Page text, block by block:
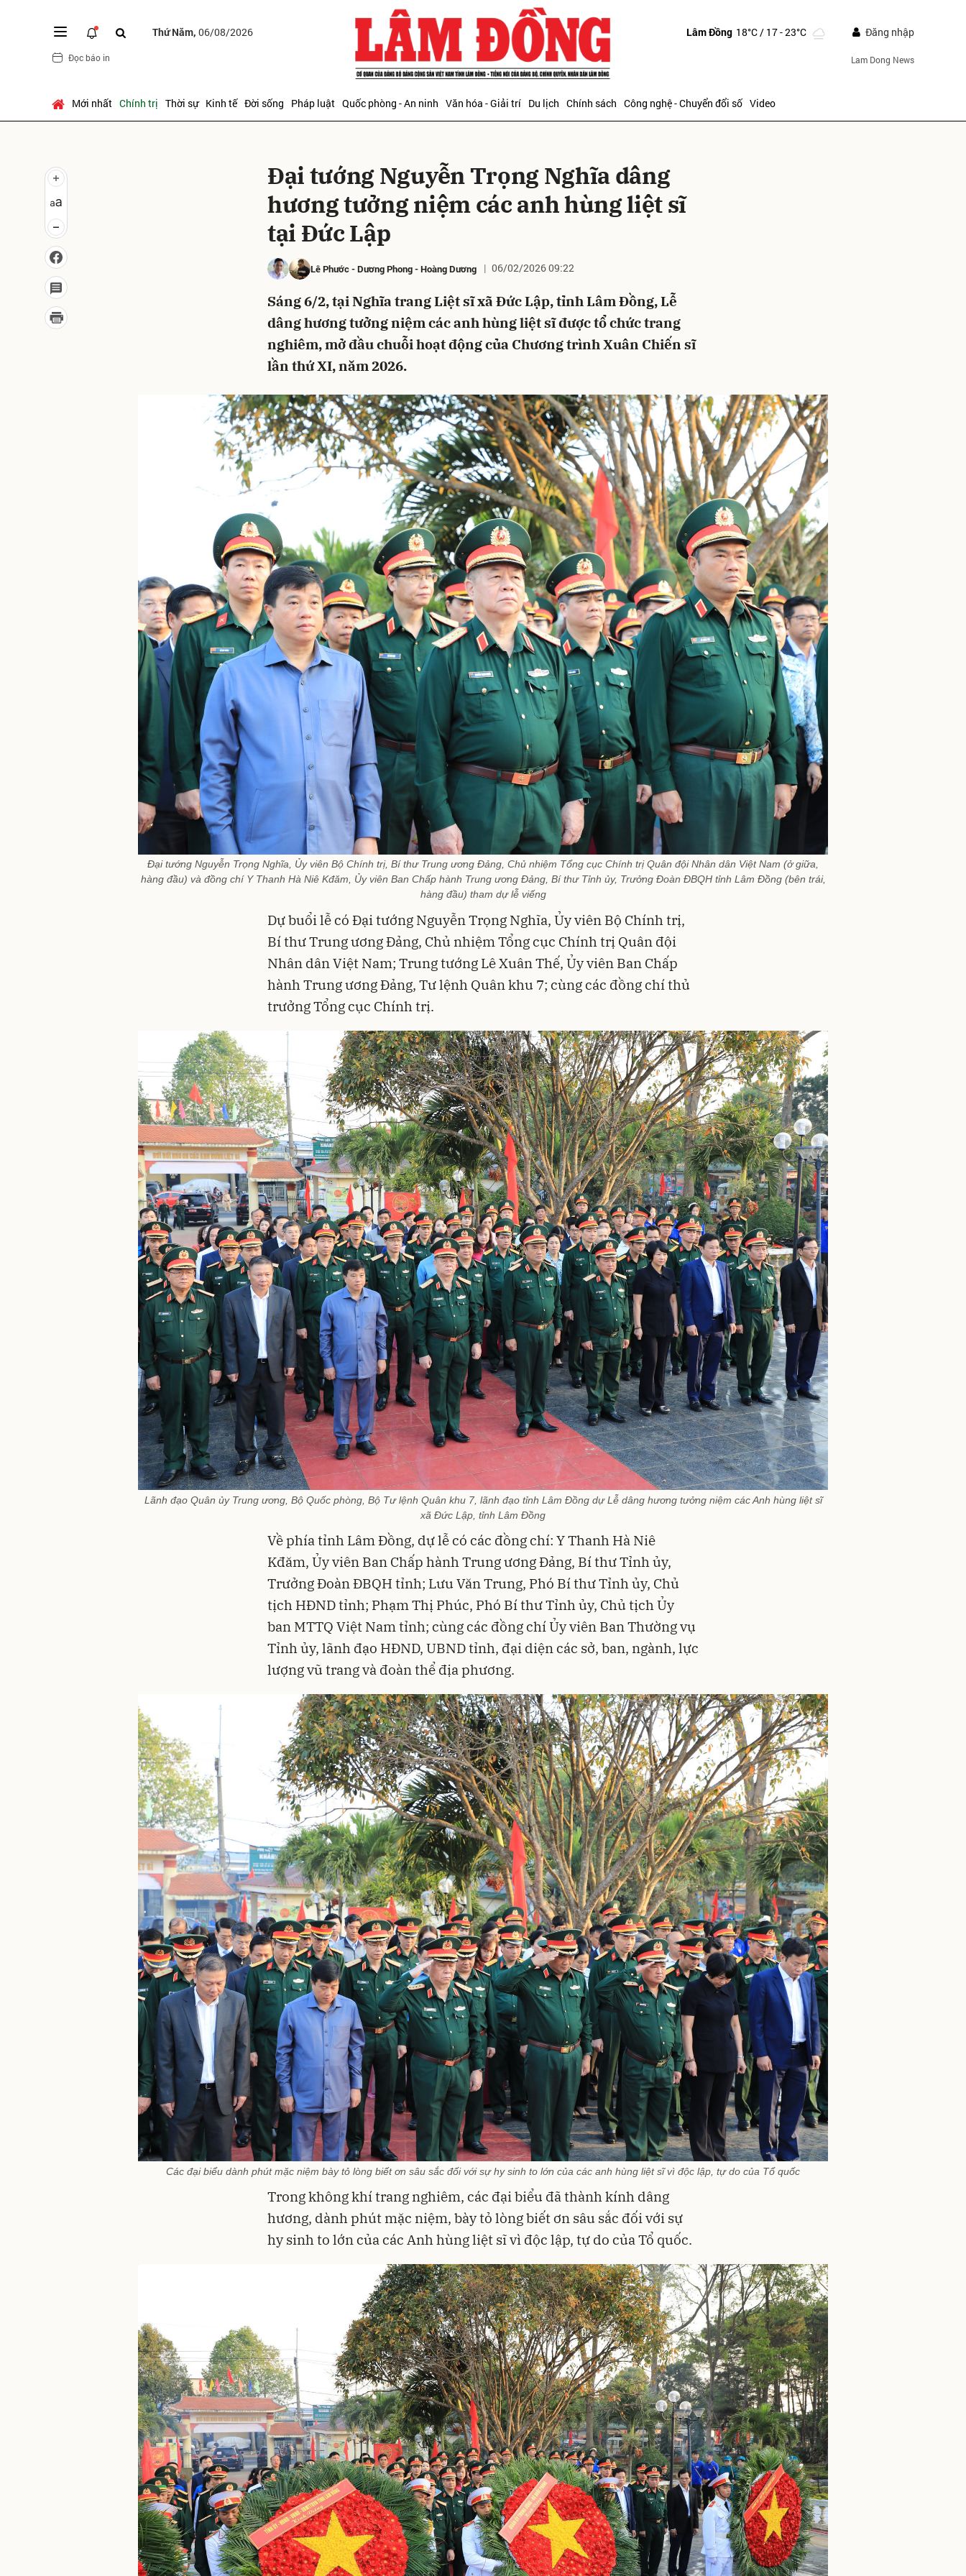
Thứ Năm, 06/08/2026
Đọc báo in
Lâm Đồng 18°C/ 17 - 23°C Đăng nhập
Lam Dong News
Mới nhất Chính trị Thời sự Kinh tế Đời sống Pháp luật Quốc phòng - An ninh Văn hóa - Giải trí Du lịch Chính sách Công nghệ - Chuyển đổi số Video
Đại tướng Nguyễn Trọng Nghĩa dâng
hương tưởng niệm các anh hùng liệt sĩ
tại Đức Lập
Lê Phước-Dương Phong-Hoàng Dương 06/02/2026 09:22
Sáng 6/2, tại Nghĩa trang Liệt sĩ xã Đức Lập, tỉnh Lâm Đồng, Lễ
dâng hương tưởng niệm các anh hùng liệt sĩ được tổ chức trang
nghiêm, mở đầu chuỗi hoạt động của Chương trình Xuân Chiến sĩ
lần thứ XI, năm 2026.
Đại tướng Nguyễn Trọng Nghĩa, Ủy viên Bộ Chính trị, Bí thư Trung ương Đảng, Chủ nhiệm Tổng cục Chính trị Quân đội Nhân dân Việt Nam (ở giữa,
hàng đầu) và đồng chí Y Thanh Hà Niê Kđăm, Ủy viên Ban Chấp hành Trung ương Đảng, Bí thư Tỉnh ủy, Trưởng Đoàn ĐBQH tỉnh Lâm Đồng (bên trái,
hàng đầu) tham dự lễ viếng
Dự buổi lễ có Đại tướng Nguyễn Trọng Nghĩa, Ủy viên Bộ Chính trị,
Bí thư Trung ương Đảng, Chủ nhiệm Tổng cục Chính trị Quân đội
Nhân dân Việt Nam; Trung tướng Lê Xuân Thế, Ủy viên Ban Chấp
hành Trung ương Đảng, Tư lệnh Quân khu 7; cùng các đồng chí thủ
trưởng Tổng cục Chính trị.
Lãnh đạo Quân ủy Trung ương, Bộ Quốc phòng, Bộ Tư lệnh Quân khu 7, lãnh đạo tỉnh Lâm Đồng dự Lễ dâng hương tưởng niệm các Anh hùng liệt sĩ
xã Đức Lập, tỉnh Lâm Đồng
Về phía tỉnh Lâm Đồng, dự lễ có các đồng chí: Y Thanh Hà Niê
Kđăm, Ủy viên Ban Chấp hành Trung ương Đảng, Bí thư Tỉnh ủy,
Trưởng Đoàn ĐBQH tỉnh; Lưu Văn Trung, Phó Bí thư Tỉnh ủy, Chủ
tịch HĐND tỉnh; Phạm Thị Phúc, Phó Bí thư Tỉnh ủy, Chủ tịch Ủy
ban MTTQ Việt Nam tỉnh; cùng các đồng chí Ủy viên Ban Thường vụ
Tỉnh ủy, lãnh đạo HĐND, UBND tỉnh, đại diện các sở, ban, ngành, lực
lượng vũ trang và đoàn thể địa phương.
Các đại biểu dành phút mặc niệm bày tỏ lòng biết ơn sâu sắc đối với sự hy sinh to lớn của các anh hùng liệt sĩ vì độc lập, tự do của Tổ quốc
Trong không khí trang nghiêm, các đại biểu đã thành kính dâng
hương, dành phút mặc niệm, bày tỏ lòng biết ơn sâu sắc đối với sự
hy sinh to lớn của các Anh hùng liệt sĩ vì độc lập, tự do của Tổ quốc.
Gửi bình luận